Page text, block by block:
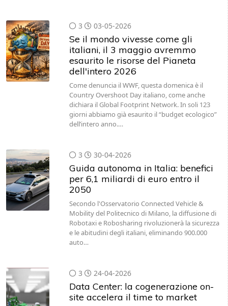
3 03-05-2026
Se il mondo vivesse come gli
italiani, il 3 maggio avremmo
esaurito le risorse del Pianeta
dell'intero 2026
Come denuncia il WWF, questa domenica è il
Country Overshoot Day italiano, come anche
dichiara il Global Footprint Network. In soli 123
giorni abbiamo già esaurito il “budget ecologico”
dell’intero anno.…
3 30-04-2026
Guida autonoma in Italia: benefici
per 6,1 miliardi di euro entro il
2050
Secondo l'Osservatorio Connected Vehicle &
Mobility del Politecnico di Milano, la diffusione di
Robotaxi e Robosharing rivoluzionerà la sicurezza
e le abitudini degli italiani, eliminando 900.000
auto…
3 24-04-2026
Data Center: la cogenerazione on-
site accelera il time to market